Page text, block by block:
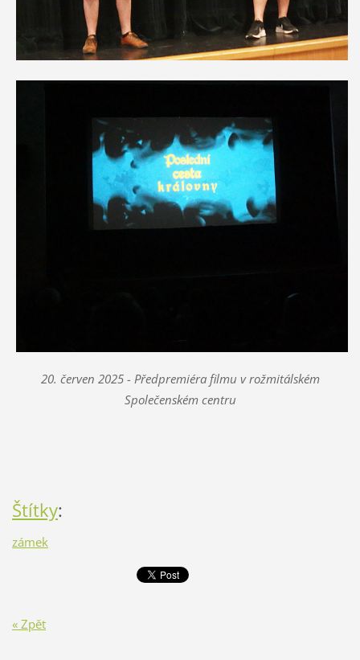
20. červen 2025 - Předpremiéra filmu v rožmitálském
Společenském centru
Štítky:
zámek
« Zpět